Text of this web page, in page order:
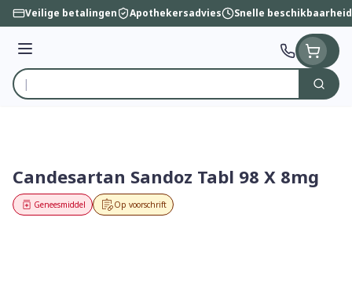
Ga naar de inhoud
Veilige betalingen Apothekersadvies Snelle beschikbaarheid
Menu
Product, merk, categorie...
Zoek
Candesartan Sandoz Tabl 98 X 8mg
Op voorschrift
Geneesmiddel